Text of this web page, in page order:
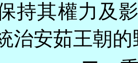
持其權力及
治安茹王朝